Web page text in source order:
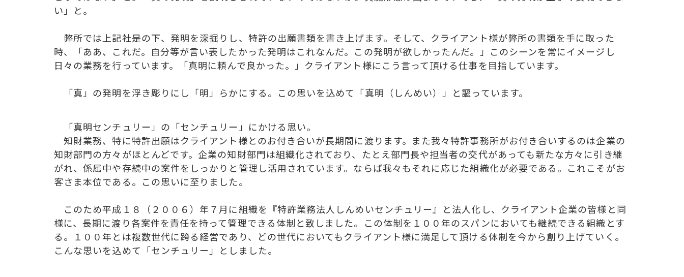
い」と。
弊所では上記社是の下、発明を深掘りし、特許の出願書類を書き上げます。そして、クライアント様が弊所の書類を手に取った
時、「ああ、これだ。自分等が言い表したかった発明はこれなんだ。この発明が欲しかったんだ。」このシーンを常にイメージし
日々の業務を行っています。「真明に頼んで良かった。」クライアント様にこう言って頂ける仕事を目指しています。
「真」の発明を浮き彫りにし「明」らかにする。この思いを込めて「真明（しんめい）」と謳っています。
「真明センチュリー」の「センチュリー」にかける思い。
知財業務、特に特許出願はクライアント様とのお付き合いが長期間に渡ります。また我々特許事務所がお付き合いするのは企業の
知財部門の方々がほとんどです。企業の知財部門は組織化されており、たとえ部門長や担当者の交代があっても新たな方々に引き継
がれ、係属中や存続中の案件をしっかりと管理し活用されています。ならば我々もそれに応じた組織化が必要である。これこそがお
客さま本位である。この思いに至りました。
このため平成１８（２００６）年７月に組織を『特許業務法人しんめいセンチュリー』と法人化し、クライアント企業の皆様と同
様に、長期に渡り各案件を責任を持って管理できる体制と致しました。この体制を１００年のスパンにおいても継続できる組織とす
る。１００年とは複数世代に跨る経営であり、どの世代においてもクライアント様に満足して頂ける体制を今から創り上げていく。
こんな思いを込めて「センチュリー」としました。